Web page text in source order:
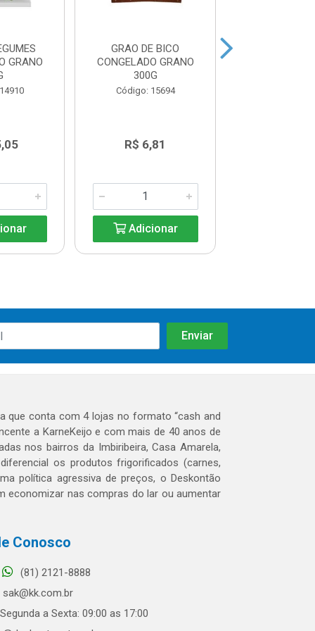
GRANO
GRAO DE BICO
CONGELADO GRANO
300G
Código: 15694
R$ 6,81
Adicionar
que conta com 4 lojas no formato “cash and
a KarneKeijo e com mais de 40 anos de
nos bairros da Imbiribeira, Casa Amarela,
os produtos frigorificados (carnes,
política agressiva de preços, o Deskontão
economizar nas compras do lar ou aumentar
Conosco
(81) 2121-8888
sak@kk.com.br
Segunda a Sexta: 09:00 as 17:00